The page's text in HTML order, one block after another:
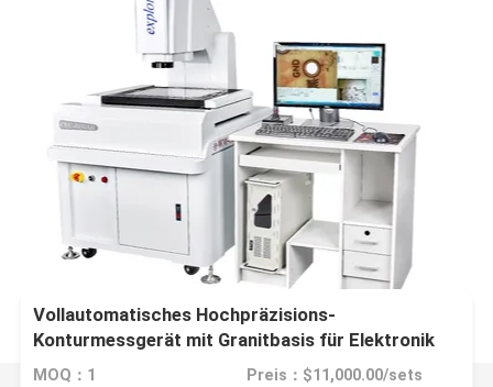
Vollautomatisches Hochpräzisions-
Konturmessgerät mit Granitbasis für Elektronik
und Kunststoffe
MOQ：1 Preis：$11,000.00/sets